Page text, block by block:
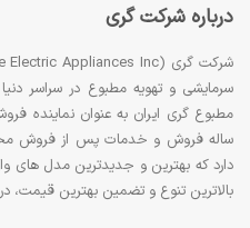
درباره شرکت گری
سرمایشی و تهویه مطبوع در سراسر
ساله فروش و خدمات پس از فروش
دارد که بهترین و جدیدترین مدل های
بالاترین تنوع و تضمین بهترین قیمت، در